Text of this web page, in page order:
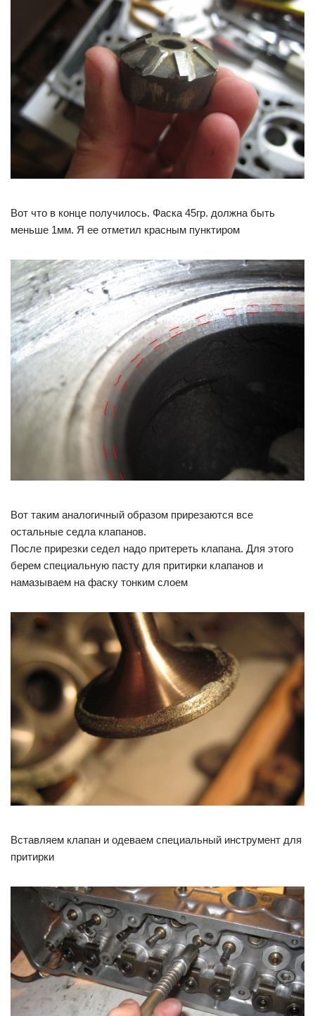
Вот что в конце получилось. Фаска 45гр. должна быть
меньше 1мм. Я ее отметил красным пунктиром
Вот таким аналогичный образом прирезаются все
остальные седла клапанов.
После прирезки седел надо притереть клапана. Для этого
берем специальную пасту для притирки клапанов и
намазываем на фаску тонким слоем
Вставляем клапан и одеваем специальный инструмент для
притирки